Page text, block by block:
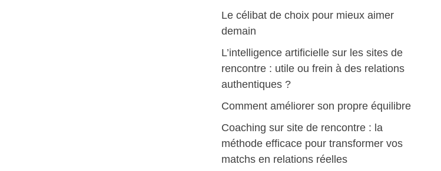
Le célibat de choix pour mieux aimer
demain
L’intelligence artificielle sur les sites de
rencontre : utile ou frein à des relations
authentiques ?
Comment améliorer son propre équilibre
Coaching sur site de rencontre : la
méthode efficace pour transformer vos
matchs en relations réelles